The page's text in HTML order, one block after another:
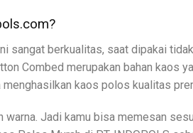
sangat berkualitas, saat dipakai
Combed merupakan bahan kaos
kaos polos kualitas
warna. Jadi kamu bisa memesan